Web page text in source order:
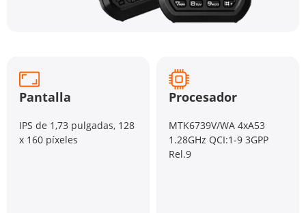
Pantalla
IPS de 1,73 pulgadas, 128
x 160 píxeles
Procesador
MTK6739V/WA 4xA53
1.28GHz QCI:1-9 3GPP
Rel.9